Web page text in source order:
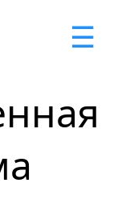
☰
x
время
телефона